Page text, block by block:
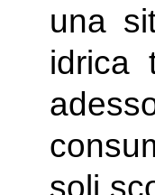
una
idrica